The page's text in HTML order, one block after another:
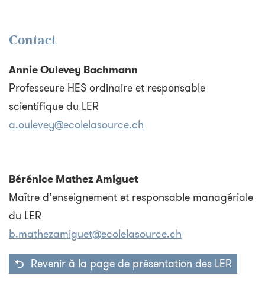
Contact
Annie Oulevey Bachmann
Professeure HES ordinaire et responsable
scientifique du LER
a.oulevey@ecolelasource.ch
Bérénice Mathez Amiguet
Maître d’enseignement et responsable managériale
du LER
b.mathezamiguet@ecolelasource.ch
Revenir à la page de présentation des LER